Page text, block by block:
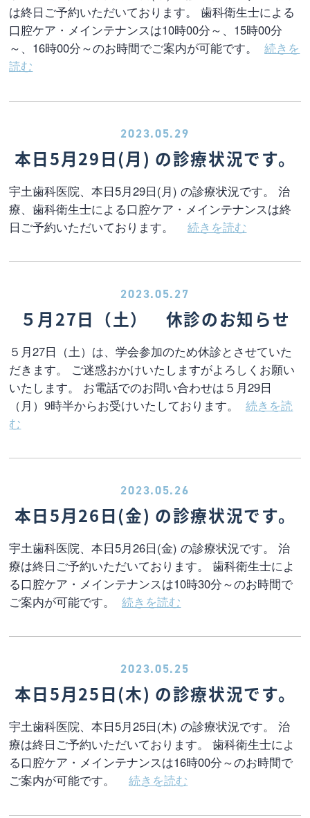
は終日ご予約いただいております。 歯科衛生士による
口腔ケア・メインテナンスは10時00分～、15時00分
～、16時00分～のお時間でご案内が可能です。続きを
読む
2023.05.29
本日5月29日(月) の診療状況です。
宇土歯科医院、本日5月29日(月) の診療状況です。 治
療、歯科衛生士による口腔ケア・メインテナンスは終
日ご予約いただいております。続きを読む
2023.05.27
５月27日（土） 休診のお知らせ
５月27日（土）は、学会参加のため休診とさせていた
だきます。 ご迷惑おかけいたしますがよろしくお願い
いたします。 お電話でのお問い合わせは５月29日
（月）9時半からお受けいたしております。続きを読
む
2023.05.26
本日5月26日(金) の診療状況です。
宇土歯科医院、本日5月26日(金) の診療状況です。 治
療は終日ご予約いただいております。 歯科衛生士によ
る口腔ケア・メインテナンスは10時30分～のお時間で
ご案内が可能です。続きを読む
2023.05.25
本日5月25日(木) の診療状況です。
宇土歯科医院、本日5月25日(木) の診療状況です。 治
療は終日ご予約いただいております。 歯科衛生士によ
る口腔ケア・メインテナンスは16時00分～のお時間で
ご案内が可能です。続きを読む